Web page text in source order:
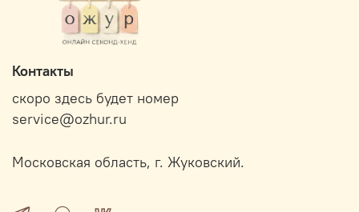
Контакты
скоро здесь будет номер
service@ozhur.ru
Московская область, г. Жуковский.